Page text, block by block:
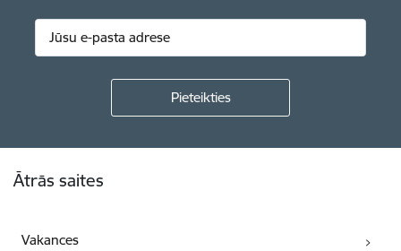
Ātrās saites
Vakances